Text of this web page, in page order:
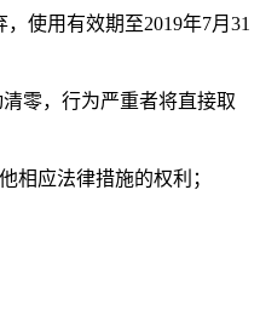
使用有效期至2019年7月31
零，行为严重者将直接取
相应法律措施的权利；